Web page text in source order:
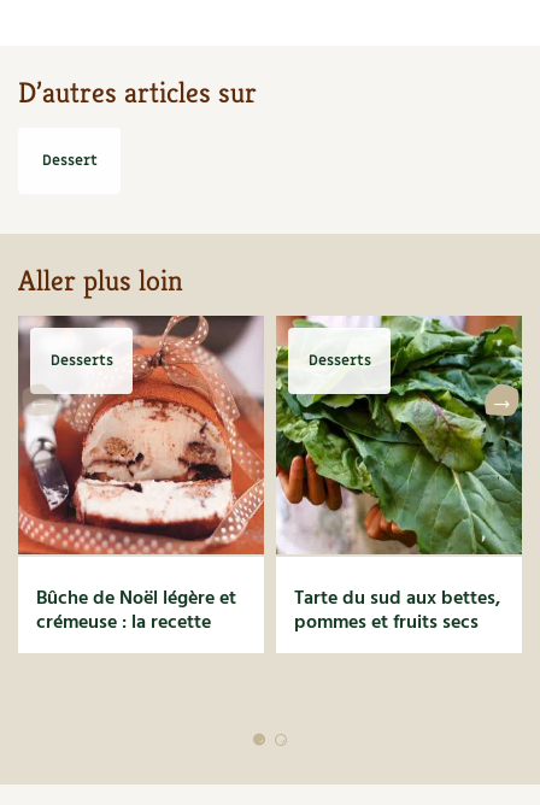
D’autres articles sur
Dessert
Aller plus loin
Desserts
Bûche de Noël légère et
crémeuse : la recette
Desserts
Tarte du sud aux bettes,
pommes et fruits secs